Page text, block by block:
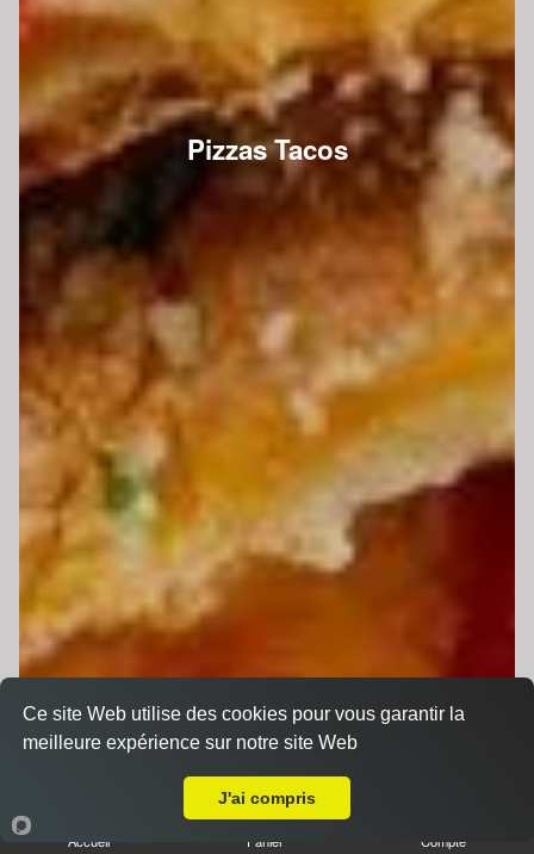
Pizzas Tacos
Accueil Panier Compte
Ce site Web utilise des cookies pour vous garantir la
meilleure expérience sur notre site Web
J'ai compris